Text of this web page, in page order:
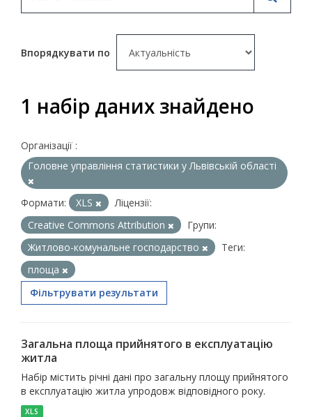
Впорядкувати по
1 набір даних знайдено
Організації :
Головне управління статистики у Львівській області
Формати: XLS
Ліцензії:
Creative Commons Attribution
Групи:
Житлово-комунальне господарство
Теги:
площа
Фільтрувати результати
Загальна площа прийнятого в експлуатацію
житла
Набір містить річні дані про загальну площу прийнятого
в експлуатацію житла упродовж відповідного року.
XLS